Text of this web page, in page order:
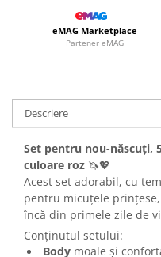
eMAG Marketplace
Partener eMAG
Descriere
Set pentru nou-născuți,
culoare roz 🦄💖
Acest set adorabil, cu
pentru micuțele
încă din primele zile de
Conținutul setului:
Body moale și